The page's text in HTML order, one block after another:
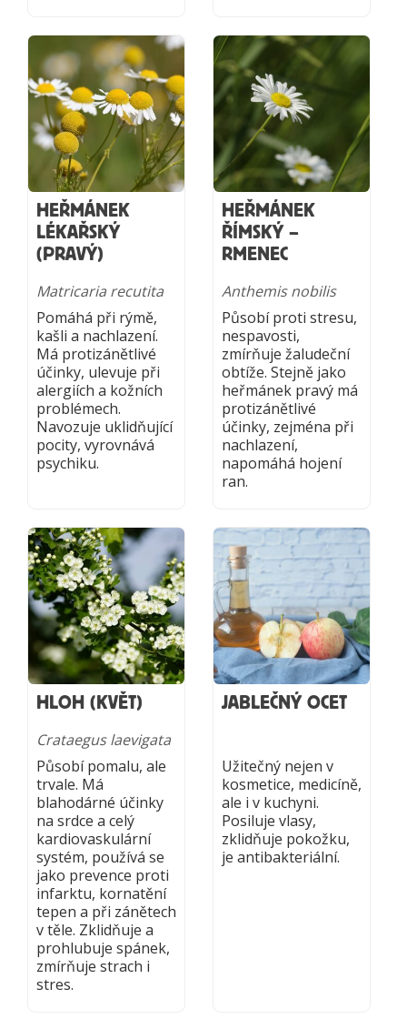
HEŘMÁNEK
LÉKAŘSKÝ
(PRAVÝ)
Matricaria recutita
Pomáhá při rýmě,
kašli a nachlazení.
Má protizánětlivé
účinky, ulevuje při
alergiích a kožních
problémech.
Navozuje uklidňující
pocity, vyrovnává
psychiku.
HEŘMÁNEK
ŘÍMSKÝ –
RMENEC
Anthemis nobilis
Působí proti stresu,
nespavosti,
zmírňuje žaludeční
obtíže. Stejně jako
heřmánek pravý má
protizánětlivé
účinky, zejména při
nachlazení,
napomáhá hojení
ran.
HLOH (KVĚT)
Crataegus laevigata
Působí pomalu, ale
trvale. Má
blahodárné účinky
na srdce a celý
kardiovaskulární
systém, používá se
jako prevence proti
infarktu, kornatění
tepen a při zánětech
v těle. Zklidňuje a
prohlubuje spánek,
zmírňuje strach i
stres.
JABLEČNÝ OCET
Užitečný nejen v
kosmetice, medicíně,
ale i v kuchyni.
Posiluje vlasy,
zklidňuje pokožku,
je antibakteriální.